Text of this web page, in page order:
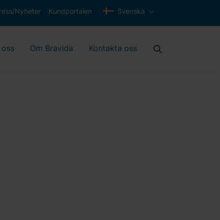
Nyheter Kundportalen Svenska
Om Bravida Kontakta oss